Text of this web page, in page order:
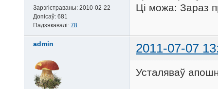
Зарэгістраваны: 2010-02-22
Допісаў: 681
Падзякавалі: 78
Ці можа: Зараз
admin 2011-07-07
Усталяваў